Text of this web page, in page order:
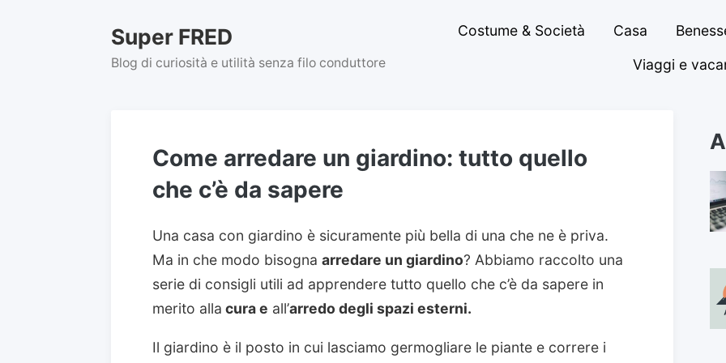
content
Super FRED
Blog di curiosità e utilità senza filo conduttore
Costume & Società Casa
Viaggi e
Come arredare un giardino: tutto quello
che c’è da sapere
Una casa con giardino è sicuramente più bella di una che ne è priva.
Ma in che modo bisogna arredare un giardino? Abbiamo raccolto una
serie di consigli utili ad apprendere tutto quello che c’è da sapere in
merito alla cura e all’arredo degli spazi esterni.
Il giardino è il posto in cui lasciamo germogliare le piante e correre i